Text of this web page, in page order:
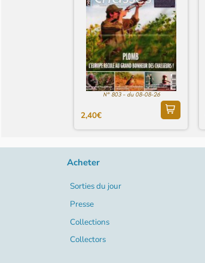
N° 803 - du 08-08-26
2,40€
Acheter
Sorties du jour
Presse
Collections
Collectors